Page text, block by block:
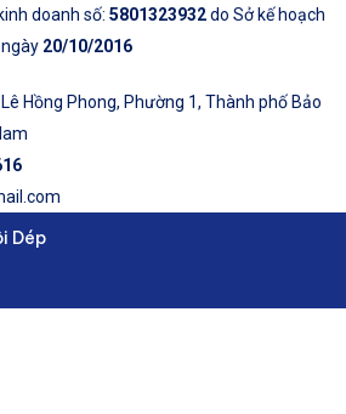
doanh số: 5801323932do Sở kế hoạch
20/10/2016
Hồng Phong, Phường 1, Thành phố Bảo
Dép